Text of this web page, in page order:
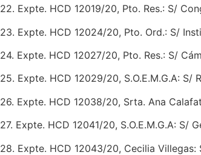
22. Expte. HCD 12019/20, Pto. Res.: S/
23. Expte. HCD 12024/20, Pto. Ord.: S/
24. Expte. HCD 12027/20, Pto. Res.: S/
25. Expte. HCD 12029/20, S.O.E.M.G.A:
26. Expte. HCD 12038/20, Srta. Ana
27. Expte. HCD 12041/20, S.O.E.M.G.A: S/
28. Expte. HCD 12043/20, Cecilia